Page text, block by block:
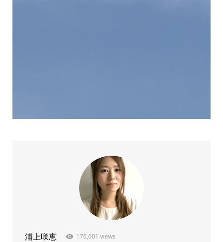
浦上咲恵 176,601 views